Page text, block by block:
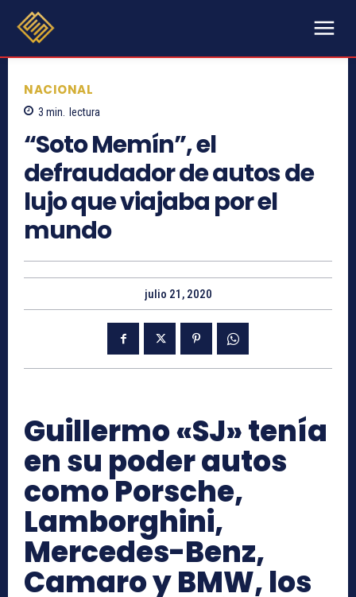
NACIONAL
3 min. lectura
“Soto Memín”, el
defraudador de autos de
lujo que viajaba por el
mundo
julio 21, 2020
Guillermo «SJ» tenía
en su poder autos
como Porsche,
Lamborghini,
Mercedes-Benz,
Camaro y BMW, los